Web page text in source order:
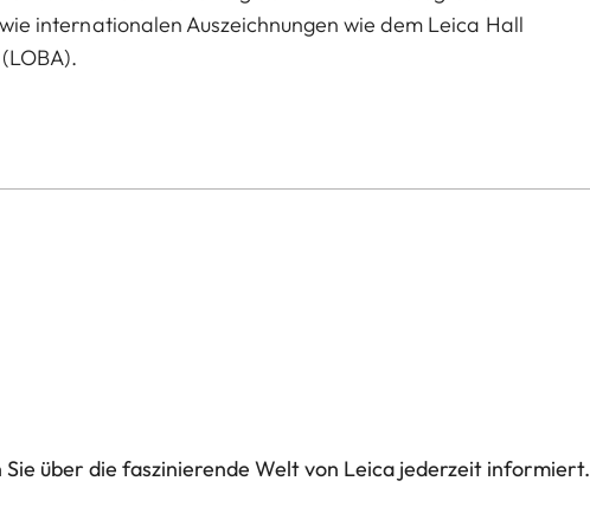
internationalen Auszeichnungen wie dem Leica Hall
über die faszinierende Welt von Leica jederzeit informiert.